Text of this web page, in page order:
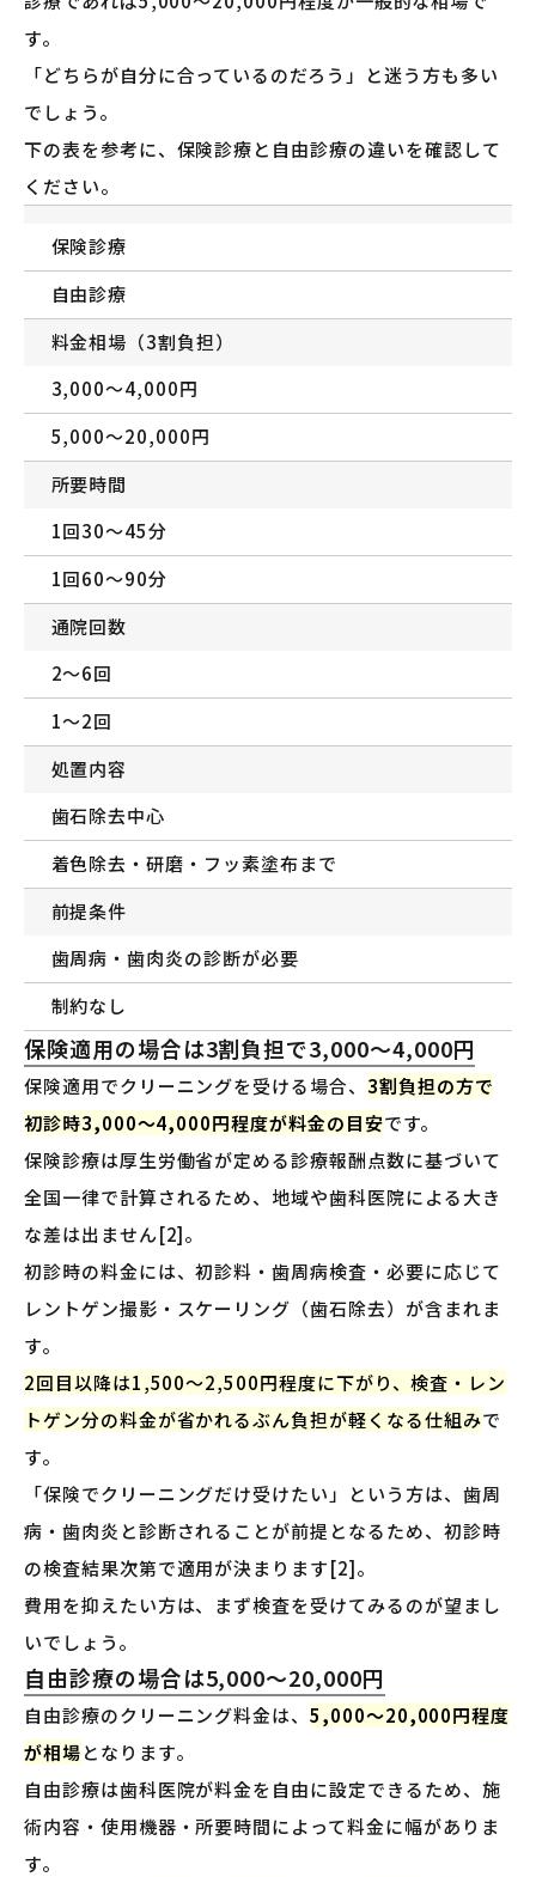
す。
「どちらが自分に合っているのだろう」と迷う方も多い
でしょう。
下の表を参考に、保険診療と自由診療の違いを確認して
ください。
保険診療
自由診療
料金相場（3割負担）
3,000〜4,000円
5,000〜20,000円
所要時間
1回30〜45分
1回60〜90分
通院回数
2〜6回
1〜2回
処置内容
歯石除去中心
着色除去・研磨・フッ素塗布まで
前提条件
歯周病・歯肉炎の診断が必要
制約なし
保険適用の場合は3割負担で3,000〜4,000円
保険適用でクリーニングを受ける場合、 3割負担の方で
初診時3,000〜4,000円程度が料金の目安です。
保険診療は厚生労働省が定める診療報酬点数に基づいて
全国一律で計算されるため、地域や歯科医院による大き
な差は出ません[2]。
初診時の料金には、初診料・歯周病検査・必要に応じて
レントゲン撮影・スケーリング（歯石除去）が含まれま
す。
2回目以降は1,500〜2,500円程度に下がり、検査・レン
トゲン分の料金が省かれるぶん負担が軽くなる仕組みで
す。
「保険でクリーニングだけ受けたい」という方は、歯周
病・歯肉炎と診断されることが前提となるため、初診時
の検査結果次第で適用が決まります[2]。
費用を抑えたい方は、まず検査を受けてみるのが望まし
いでしょう。
自由診療の場合は5,000〜20,000円
自由診療のクリーニング料金は、5,000〜20,000円程度
が相場となります。
自由診療は歯科医院が料金を自由に設定できるため、施
術内容・使用機器・所要時間によって料金に幅がありま
す。